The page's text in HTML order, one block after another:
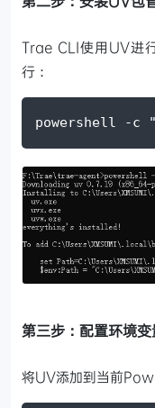
Trae CLI使用UV进
行：
powershell -c
第三步：配置环境变
将UV添加到当前